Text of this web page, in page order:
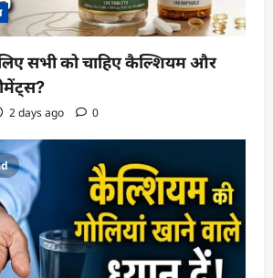
सभी को चाहिए कैल्शियम और
2 days ago 0